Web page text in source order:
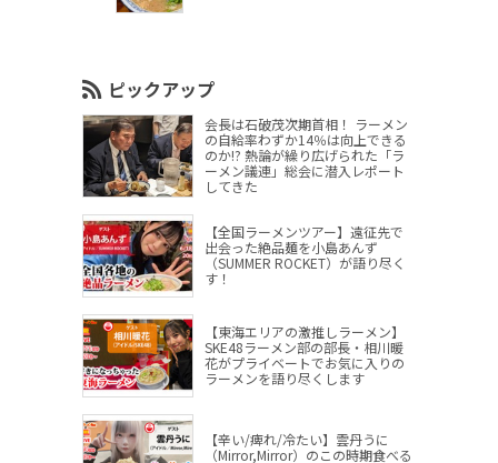
ピックアップ
会長は石破茂次期首相！ ラーメン
の自給率わずか14％は向上できる
のか!? 熱論が繰り広げられた「ラ
ーメン議連」総会に潜入レポート
してきた
【全国ラーメンツアー】遠征先で
出会った絶品麺を小島あんず
（SUMMER ROCKET）が語り尽く
す！
【東海エリアの激推しラーメン】
SKE48ラーメン部の部長・相川暖
花がプライベートでお気に入りの
ラーメンを語り尽くします
【辛い/痺れ/冷たい】雲丹うに
（Mirror,Mirror）のこの時期食べる